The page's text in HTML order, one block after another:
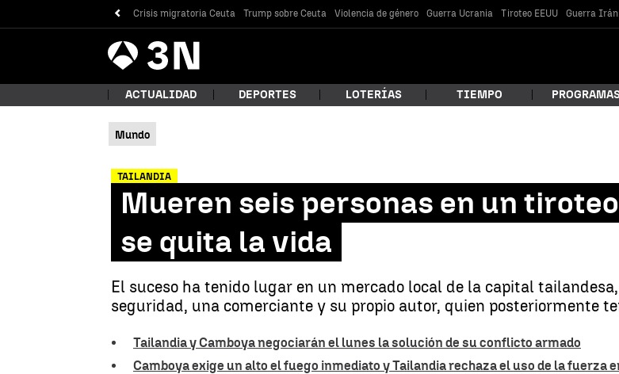
Crisis migratoria Ceuta Trump sobre Ceuta Violencia de género Guerra Ucrania Tiroteo EEUU Guerra Irán
Antena
3 Noticias
¿Qué estás buscando?
Buscar
ACTUALIDAD DEPORTES LOTERÍAS TIEMPO
Mundo
TAILANDIA
Mueren seis personas en un
se quita la vida
El suceso ha tenido lugar en un mercado local de la capital
seguridad, una comerciante y su propio autor, quien posteriormente
Tailandia y Camboya negociarán el lunes la solución de su conflicto armado
Camboya exige un alto el fuego inmediato y Tailandia rechaza el uso de la fuerza